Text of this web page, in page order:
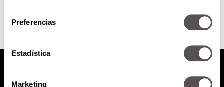
Preferencias
Estadística
Marketing